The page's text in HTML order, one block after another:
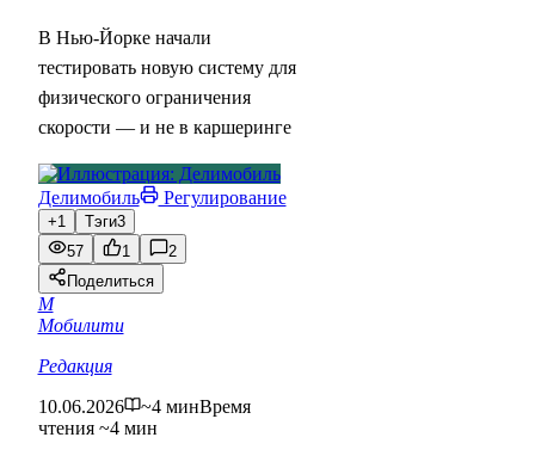
В Нью-Йорке начали
тестировать новую систему для
физического ограничения
скорости — и не в каршеринге
Делимобиль Регулирование
+1 Тэги3
57
1
2
Поделиться
М
Мобилити
Редакция
10.06.2026
~4 минВремя
чтения ~4 мин